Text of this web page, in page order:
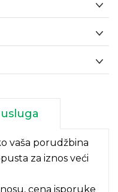
vaša porudžbina
za iznos veći
cena isporuke